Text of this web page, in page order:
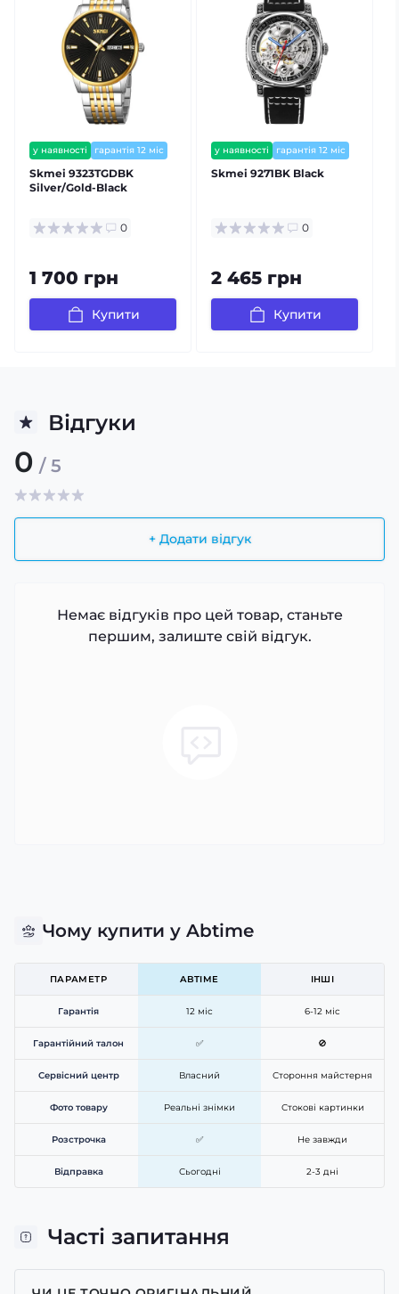
у наявності гарантія 12 міс
Skmei 9323TGDBK
Silver/Gold-Black
0
1 700 грн
Купити
у наявності гарантія 12 міс
Skmei 9271BK Black
0
2 465 грн
Купити
Відгуки
0 / 5
+ Додати відгук
Немає відгуків про цей товар, станьте
першим, залиште свій відгук.
Чому купити у Abtime
ПАРАМЕТР ABTIME ІНШІ
Гарантія 12 міс 6-12 міс
Гарантійний талон ✅ 🚫
Сервісний центр Власний Стороння майстерня
Фото товару Реальні знімки Стокові картинки
Розстрочка ✅ Не завжди
Відправка Сьогодні 2-3 дні
Часті запитання